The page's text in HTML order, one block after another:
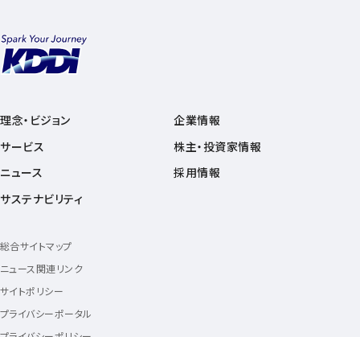
理念・ビジョン
サービス
ニュース
サステナビリティ
企業情報
株主・投資家情報
採用情報
総合サイトマップ
ニュース関連リンク
サイトポリシー
プライバシーポータル